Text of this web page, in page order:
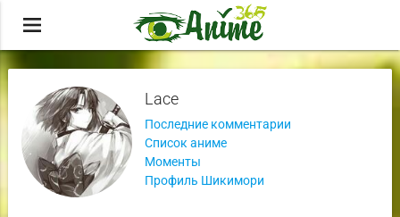
menu
Lace
Последние комментарии
Список аниме
Моменты
Профиль Шикимори